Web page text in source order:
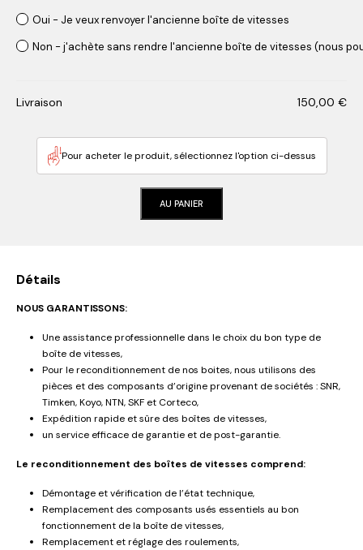
Oui - Je veux renvoyer l'ancienne boîte de vitesses
Non - j'achète sans rendre l'ancienne boîte de vitesses (nous
Livraison 150,00 €
Pour acheter le produit, sélectionnez l'option ci-dessus
AU PANIER
Détails
NOUS GARANTISSONS:
Une assistance professionnelle dans le choix du bon type de
boîte de vitesses,
Pour le reconditionnement de nos boites, nous utilisons des
pièces et des composants d’origine provenant de sociétés : SNR,
Timken, Koyo, NTN, SKF et Corteco,
Expédition rapide et sûre des boîtes de vitesses,
un service efficace de garantie et de post-garantie.
Le reconditionnement des boîtes de vitesses comprend:
Démontage et vérification de l’état technique,
Remplacement des composants usés essentiels au bon
fonctionnement de la boîte de vitesses,
Remplacement et réglage des roulements,